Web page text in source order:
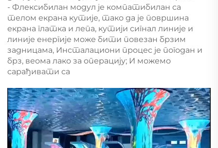
- Флексибилан модул је компатибилан са
телом екрана кутије, тако да је површина
екрана глатка и лепа, кутији сигнал линије и
линије енергије може бити повезан брзим
задницама, Инсталациони процес је погодан и
брз, веома лако за операцију; И можемо
сарађивати са